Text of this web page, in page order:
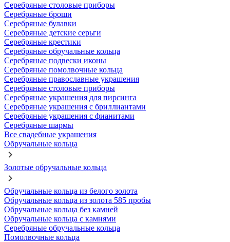
Серебряные столовые приборы
Серебряные броши
Серебряные булавки
Серебряные детские серьги
Серебряные крестики
Серебряные обручальные кольца
Серебряные подвески иконы
Серебряные помолвочные кольца
Серебряные православные украшения
Серебряные столовые приборы
Серебряные украшения для пирсинга
Серебряные украшения с бриллиантами
Серебряные украшения с фианитами
Серебряные шармы
Все свадебные украшения
Обручальные кольца
Золотые обручальные кольца
Обручальные кольца из белого золота
Обручальные кольца из золота 585 пробы
Обручальные кольца без камней
Обручальные кольца с камнями
Серебряные обручальные кольца
Помолвочные кольца